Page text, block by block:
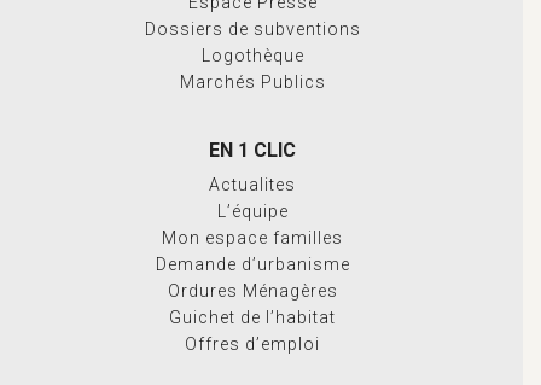
Dossiers de subventions
Logothèque
Marchés Publics
EN 1 CLIC
Actualites
L’équipe
Mon espace familles
Demande d’urbanisme
Ordures Ménagères
Guichet de l’habitat
Offres d’emploi